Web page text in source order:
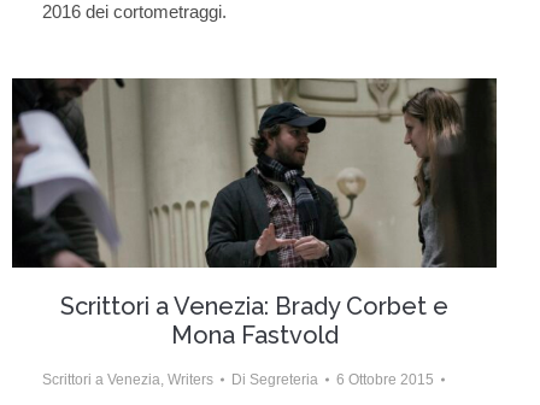
2016 dei cortometraggi.
Scrittori a Venezia: Brady Corbet e
Mona Fastvold
Scrittori a Venezia Writers Di Segreteria 6 Ottobre 2015